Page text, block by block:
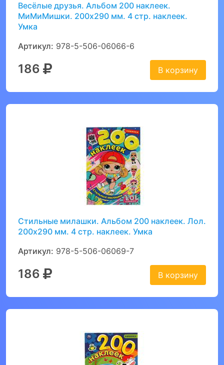
Весёлые друзья. Альбом 200 наклеек.
МиМиМишки. 200х290 мм. 4 стр. наклеек.
Умка
Артикул: 978-5-506-06066-6
186 В корзину
Стильные милашки. Альбом 200 наклеек. Лол.
200х290 мм. 4 стр. наклеек. Умка
Артикул: 978-5-506-06069-7
186 В корзину